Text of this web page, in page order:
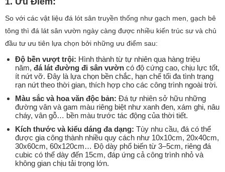
So với các vật liệu đá lót sân truyền thống như gạch men, gạch bê
tông thì đá lát sân vườn ngày càng được nhiều kiến trúc sư và chủ
đầu tư ưu tiên lựa chọn bởi những ưu điểm sau:
Độ bền vượt trội: Hình thành từ tự nhiên qua hàng triệu
năm, đá lát đường đi sân vườn có độ cứng cao, chịu lực tốt,
ít nứt vỡ. Đây là lựa chọn bền chắc, hạn chế tối đa tình trạng
rạn nứt theo thời gian, thích hợp cho các công trình ngoài trời.
Màu sắc và hoa văn độc bản: Đá tự nhiên sở hữu những
đường vân và gam màu riêng biệt như xanh đen, xám ghi, nâu
cháy, vân gỗ… bền màu trước tác động của thời tiết.
Kích thước và kiểu dáng đa dạng: Tùy nhu cầu, đá có thể
được gia công thành nhiều quy cách như 10x10cm, 20x40cm,
30x60cm, 60x120cm… Độ dày phổ biến từ 3–5cm, riêng đá
cubic có thể dày đến 15cm, đáp ứng cả công trình nhỏ và
không gian chịu tải trọng lớn.